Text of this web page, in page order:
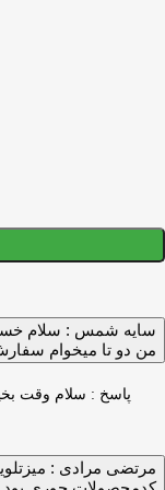
سايه شمس : سلام
من دو تا ميخوام
پاسخ : سلام وقت
مرتضی مرادی :